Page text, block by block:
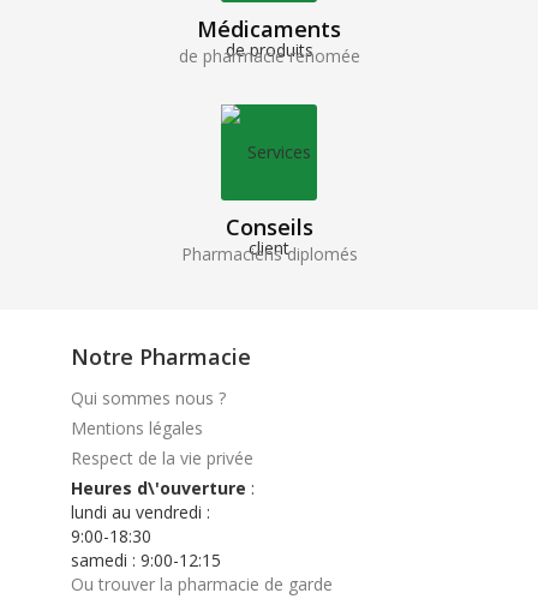
Médicaments
de pharmacie renomée
Conseils
Pharmaciens diplomés
Notre Pharmacie
Qui sommes nous ?
Mentions légales
Respect de la vie privée
Heures d\'ouverture :
lundi au vendredi :
9:00-18:30
samedi : 9:00-12:15
Ou trouver la pharmacie de garde